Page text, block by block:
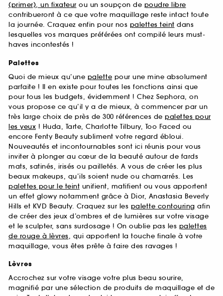
(primer), un fixateur ou un soupçon de poudre libre
contribueront à ce que votre maquillage reste intact toute
la journée. Craquez enfin pour nos palettes teint dans
lesquelles vos marques préférées ont compilé leurs must-
haves incontestés !
Palettes
Quoi de mieux qu’une palette pour une mine absolument
parfaite ! Il en existe pour toutes les fonctions ainsi que
pour tous les budgets, évidemment ! Chez Sephora, on
vous propose ce qu’il y a de mieux, à commencer par un
très large choix de près de 300 références de palettes pour
les yeux ! Huda, Tarte, Charlotte Tilbury, Too Faced ou
encore Fenty Beauty subliment votre regard ébloui.
Nouveautés et incontournables sont ici réunis pour vous
inviter à plonger au cœur de la beauté autour de fards
mats, satinés, irisés ou pailletés. A vous de créer les plus
beaux makeups, qu’ils soient nude ou chamarrés. Les
palettes pour le teint unifient, matifient ou vous apportent
un effet glowy notamment grâce à Dior, Anastasia Beverly
Hills et KVD Beauty. Craquez sur les palette contouring afin
de créer des jeux d’ombres et de lumières sur votre visage
et le sculpter, sans surdosage ! On oublie pas les palettes
de rouge à lèvres, qui apportent la touche finale à votre
maquillage, vous êtes prête à faire des ravages !
Lèvres
Accrochez sur votre visage votre plus beau sourire,
magnifié par une sélection de produits de maquillage et de